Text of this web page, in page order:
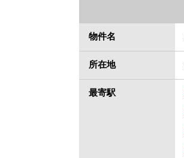
物件名
所在地
最寄駅